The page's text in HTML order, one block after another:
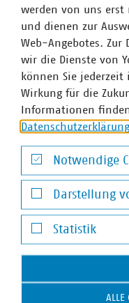
veröffentlichtem
39/22 entschieden,
regelmäßigen
Tagen aufgrund
KANU 2.0
Anpassungen der
Gassektor
Der geplante Ausstieg
eine Anpassung der
Transformation der
dazu ein
werden von uns erst
und dienen zur
Web-Angebotes. Zur
wir die Dienste von
können Sie
Wirkung für die
Informationen
Datenschutzerklärung
Notwendige
Notwendige
Darstellung
Darstellung von
Statistik
Statistik
ALLE